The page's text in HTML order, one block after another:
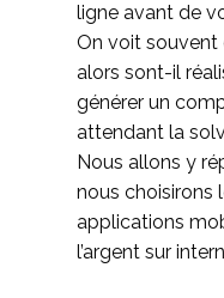
ligne avant de
On voit souvent
alors sont-il
générer un
attendant la
Nous allons y
nous choisirons
applications
l’argent sur